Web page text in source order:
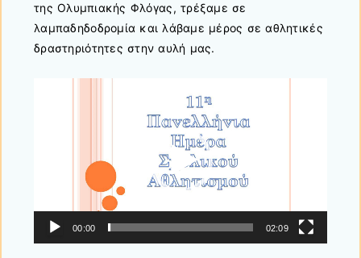
της Ολυμπιακής Φλόγας, τρέξαμε σε
λαμπαδηδοδρομία και λάβαμε μέρος σε αθλητικές
δραστηριότητες στην αυλή μας.
00:00 02:09